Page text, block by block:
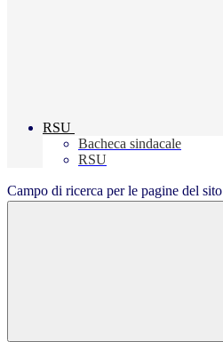
RSU
Bacheca sindacale
RSU
Campo di ricerca per le pagine del sito